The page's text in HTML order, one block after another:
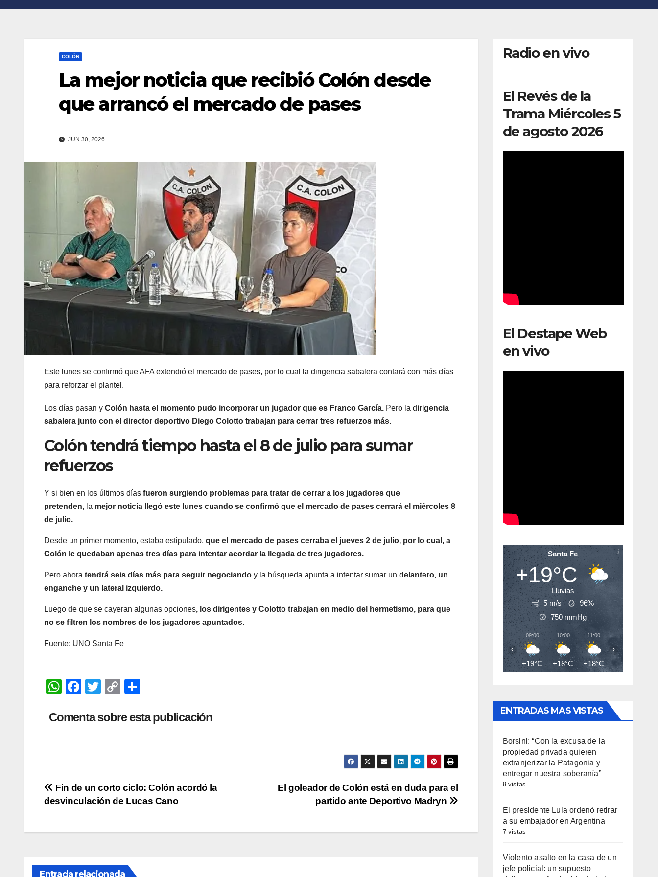
COLÓN
La mejor noticia que recibió Colón desde
que arrancó el mercado de pases
JUN 30, 2026
Este lunes se confirmó que AFA extendió el mercado de pases, por lo cual la dirigencia sabalera contará con más días
para reforzar el plantel.
Los días pasan y Colón hasta el momento pudo incorporar un jugador que es Franco García. Pero la dirigencia
sabalera junto con el director deportivo Diego Colotto trabajan para cerrar tres refuerzos más.
Colón tendrá tiempo hasta el 8 de julio para sumar
refuerzos
Y si bien en los últimos días fueron surgiendo problemas para tratar de cerrar a los jugadores que
pretenden, la mejor noticia llegó este lunes cuando se confirmó que el mercado de pases cerrará el miércoles 8
de julio.
Desde un primer momento, estaba estipulado, que el mercado de pases cerraba el jueves 2 de julio, por lo cual, a
Colón le quedaban apenas tres días para intentar acordar la llegada de tres jugadores.
Pero ahora tendrá seis días más para seguir negociando y la búsqueda apunta a intentar sumar un delantero, un
enganche y un lateral izquierdo.
Luego de que se cayeran algunas opciones, los dirigentes y Colotto trabajan en medio del hermetismo, para que
no se filtren los nombres de los jugadores apuntados.
Fuente: UNO Santa Fe
W
at
p
F
c
k
T
tt
C
p
m
Comenta sobre esta publicación
Navegación
entradas
El goleador de Colón está en duda para el
partido ante Deportivo Madryn
Fin de un corto ciclo: Colón acordó la
desvinculación de Lucas Cano
Entrada relacionada
Radio en vivo
El Revés de la
Trama Miércoles 5
de agosto 2026
El Destape Web
en vivo
Santa Fe
+19°C
Lluvias
5 m/s
96%
750 mmHg
09:00
+19°C
10:00
+18°C
11:00
+18°C
12:00
+19°C
‹ ›
ENTRADAS MAS VISTAS
Borsini: “Con la excusa de la
propiedad privada quieren
extranjerizar la Patagonia y
entregar nuestra soberanía”
9 vistas
El presidente Lula ordenó retirar
a su embajador en Argentina
7 vistas
Violento asalto en la casa de un
jefe policial: un supuesto
n